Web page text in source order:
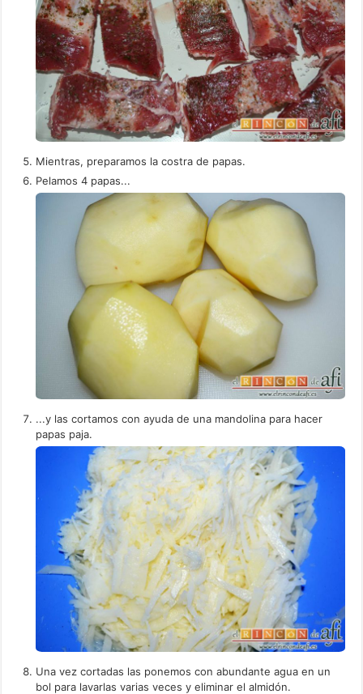
Mientras, preparamos la costra de papas.
Pelamos 4 papas...
...y las cortamos con ayuda de una mandolina para hacer
papas paja.
Una vez cortadas las ponemos con abundante agua en un
bol para lavarlas varias veces y eliminar el almidón.